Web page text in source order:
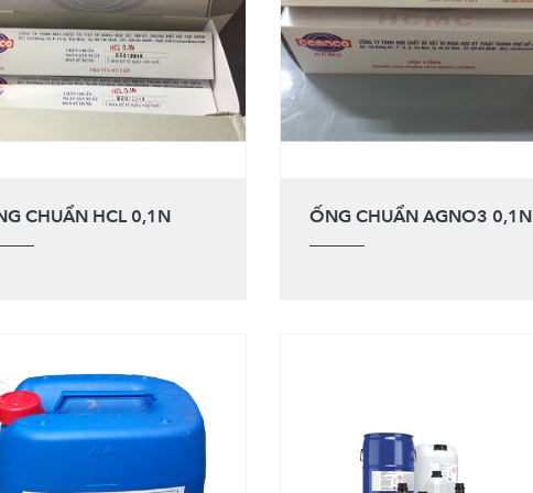
CHUẨN HCL 0,1N ỐNG CHUẨN AGNO3 0,1N